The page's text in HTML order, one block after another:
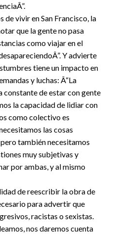
de vivir en San Francisco, la
que la gente no pasa
como viajar en el
Y advierte
tiene un impacto en
y luchas: Â“La
constante de estar con gente
la capacidad de lidiar con
como colectivo es
las cosas
también necesitamos
muy subjetivas y
por ambas, y al mismo
de reescribir la obra de
para advertir que
racistas o sexistas.
nos daremos cuenta